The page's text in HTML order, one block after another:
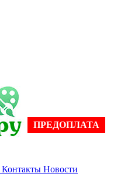
Контакты Новости
ПРЕДОПЛАТА